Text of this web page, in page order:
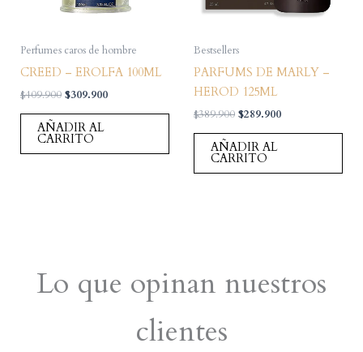
Perfumes caros de hombre
CREED – EROLFA 100ML
$409.900 El
original
era:
$309.900El
AÑADIR AL
CARRITO
Bestsellers
PARFUMS DE MARLY –
HEROD 125ML
$389.900 El
original
era:
$289.900El
AÑADIR AL
CARRITO
Lo que opinan nuestros
clientes